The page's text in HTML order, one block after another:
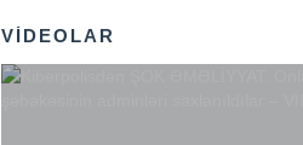
raketlər və yaylım atəş sistemləri
VİDEOLAR